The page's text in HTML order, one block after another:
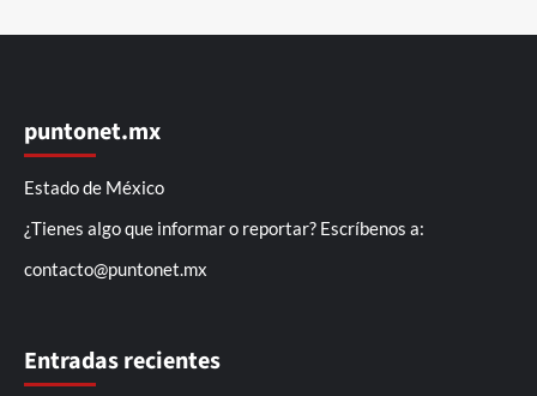
puntonet.mx
Estado de México
¿Tienes algo que informar o reportar? Escríbenos a:
contacto@puntonet.mx
Entradas recientes